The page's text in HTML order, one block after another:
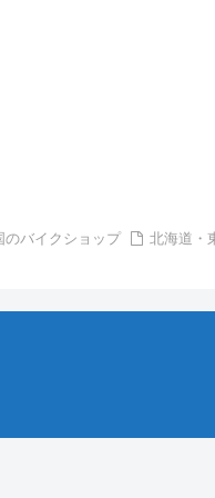
のバイクショップ 北海道・